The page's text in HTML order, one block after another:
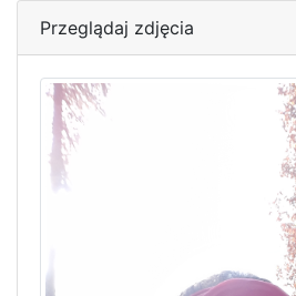
Przeglądaj zdjęcia